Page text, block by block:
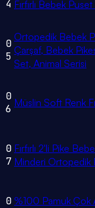
4 Fırfırlı Bebek
0
5
Ortopedik Bebek
Çarşaf, Bebek
Set, Animal Serisi
0
6 Müslin Soft Renk
0
7
Fırfırlı 2'li Pike
Minderi Ortopedik
0 %100 Pamuk Çok